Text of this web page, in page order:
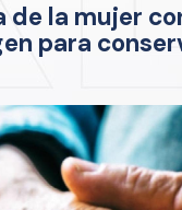
de la mujer
para